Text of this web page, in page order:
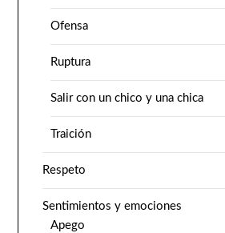
Ofensa
Ruptura
Salir con un chico y una chica
Traición
Respeto
Sentimientos y emociones
Apego